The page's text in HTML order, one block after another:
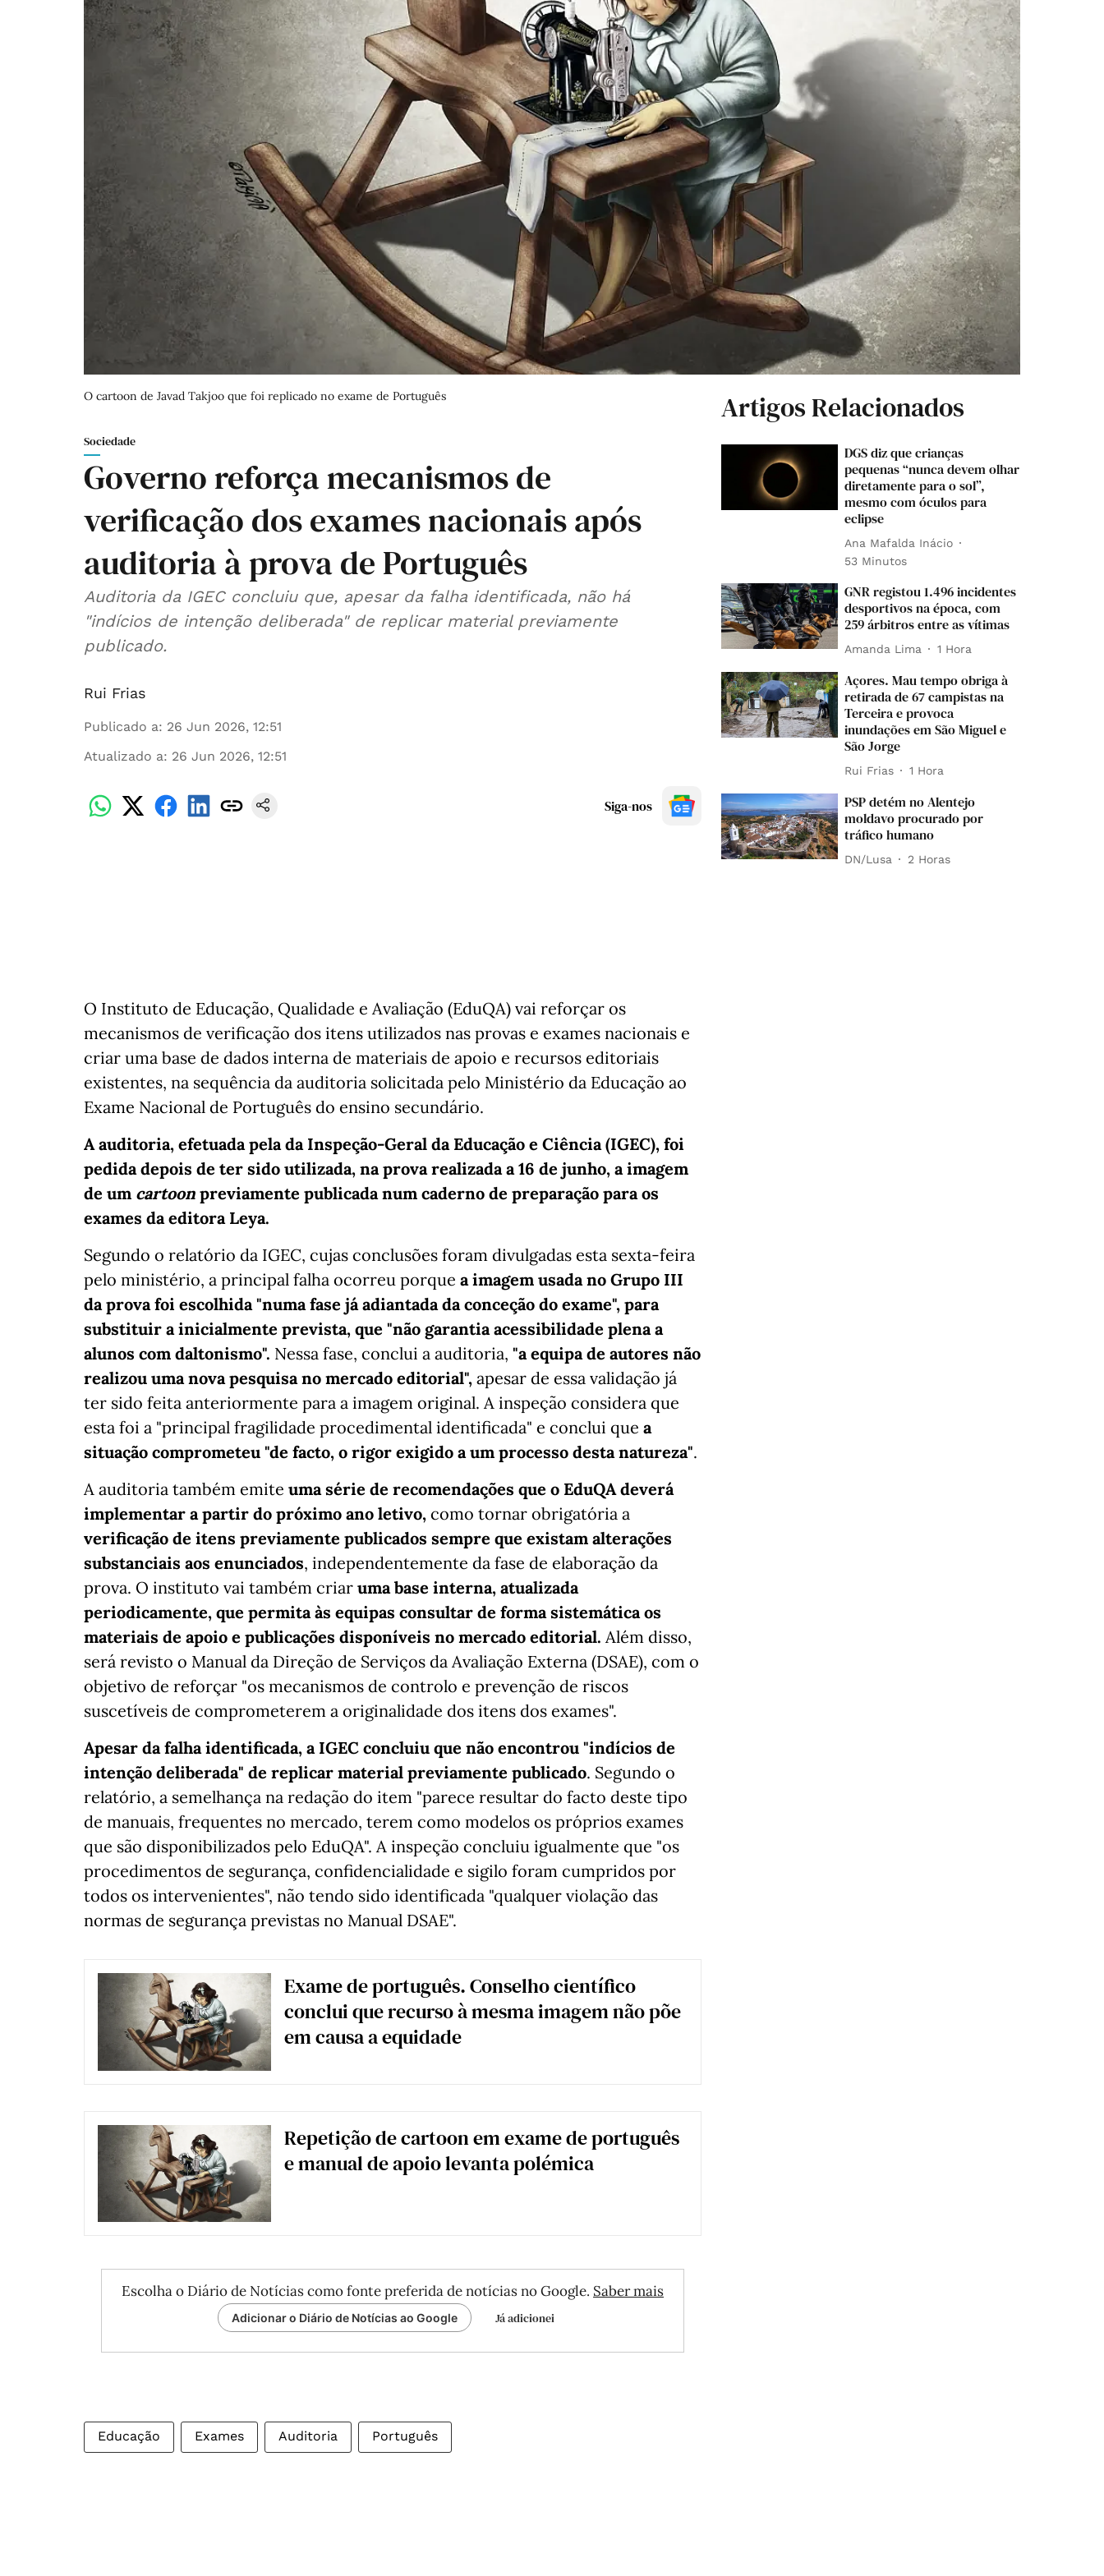
O cartoon de Javad Takjoo que foi replicado no exame de Português
Sociedade
Governo reforça mecanismos de
verificação dos exames nacionais após
auditoria à prova de Português
Auditoria da IGEC concluiu que, apesar da falha identificada, não há
"indícios de intenção deliberada" de replicar material previamente
publicado.
Rui Frias
Publicado a: 26 Jun 2026, 12:51
Atualizado a: 26 Jun 2026, 12:51
Siga-nos
O Instituto de Educação, Qualidade e Avaliação (EduQA) vai reforçar os
mecanismos de verificação dos itens utilizados nas provas e exames nacionais e
criar uma base de dados interna de materiais de apoio e recursos editoriais
existentes, na sequência da auditoria solicitada pelo Ministério da Educação ao
Exame Nacional de Português do ensino secundário.
A auditoria, efetuada pela da Inspeção-Geral da Educação e Ciência (IGEC), foi
pedida depois de ter sido utilizada, na prova realizada a 16 de junho, a imagem
de um cartoon previamente publicada num caderno de preparação para os
exames da editora Leya.
Segundo o relatório da IGEC, cujas conclusões foram divulgadas esta sexta-feira
pelo ministério, a principal falha ocorreu porque a imagem usada no Grupo III
da prova foi escolhida "numa fase já adiantada da conceção do exame", para
substituir a inicialmente prevista, que "não garantia acessibilidade plena a
alunos com daltonismo". Nessa fase, conclui a auditoria, "a equipa de autores não
realizou uma nova pesquisa no mercado editorial", apesar de essa validação já
ter sido feita anteriormente para a imagem original. A inspeção considera que
esta foi a "principal fragilidade procedimental identificada" e conclui que a
situação comprometeu "de facto, o rigor exigido a um processo desta natureza".
A auditoria também emite uma série de recomendações que o EduQA deverá
implementar a partir do próximo ano letivo, como tornar obrigatória a
verificação de itens previamente publicados sempre que existam alterações
substanciais aos enunciados, independentemente da fase de elaboração da
prova. O instituto vai também criar uma base interna, atualizada
periodicamente, que permita às equipas consultar de forma sistemática os
materiais de apoio e publicações disponíveis no mercado editorial. Além disso,
será revisto o Manual da Direção de Serviços da Avaliação Externa (DSAE), com o
objetivo de reforçar "os mecanismos de controlo e prevenção de riscos
suscetíveis de comprometerem a originalidade dos itens dos exames".
Apesar da falha identificada, a IGEC concluiu que não encontrou "indícios de
intenção deliberada" de replicar material previamente publicado. Segundo o
relatório, a semelhança na redação do item "parece resultar do facto deste tipo
de manuais, frequentes no mercado, terem como modelos os próprios exames
que são disponibilizados pelo EduQA". A inspeção concluiu igualmente que "os
procedimentos de segurança, confidencialidade e sigilo foram cumpridos por
todos os intervenientes", não tendo sido identificada "qualquer violação das
normas de segurança previstas no Manual DSAE".
Exame de português. Conselho científico
conclui que recurso à mesma imagem não põe
em causa a equidade
Repetição de cartoon em exame de português
e manual de apoio levanta polémica
Escolha o Diário de Notícias como fonte preferida de notícias no Google. Saber mais
Adicionar o Diário de Notícias ao Google Já adicionei
Educação Exames Auditoria Português
Artigos Relacionados
DGS diz que crianças
pequenas “nunca devem olhar
diretamente para o sol”,
mesmo com óculos para
eclipse
Ana Mafalda Inácio
53 Minutos
GNR registou 1.496 incidentes
desportivos na época, com
259 árbitros entre as vítimas
Amanda Lima 1 Hora
Açores. Mau tempo obriga à
retirada de 67 campistas na
Terceira e provoca
inundações em São Miguel e
São Jorge
Rui Frias 1 Hora
PSP detém no Alentejo
moldavo procurado por
tráfico humano
DN/Lusa 2 Horas